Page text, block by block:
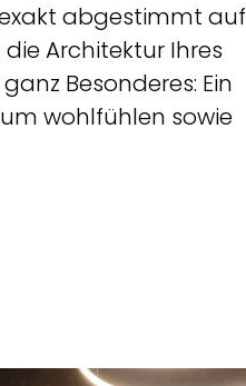
abgestimmt auf
Architektur Ihres
Besonderes: Ein
wohlfühlen sowie